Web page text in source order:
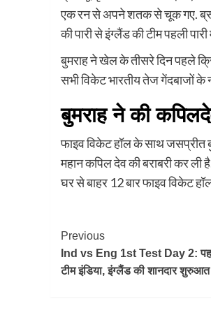
एक रन से अपने शतक से चूक गए. ब्रूक
की पारी से इंग्लैंड की टीम पहली
बुमराह ने खेल के तीसरे दिन पहले
सभी विकेट भारतीय तेज गेंदबाजों के
बुमराह ने की
फाइव विकेट हॉल के साथ जसप्रीत
महान कपिल देव की बराबरी कर ली
घर से बाहर 12 बार फाइव विकेट
Post
Navigation
Previous
Ind vs Eng 1st Test Day 2:
टीम इंडिया, इंग्लैंड की शानदार शुरुआत